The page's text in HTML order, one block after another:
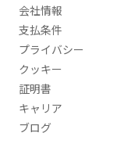
会社情報
支払条件
プライバシー
クッキー
証明書
キャリア
ブログ